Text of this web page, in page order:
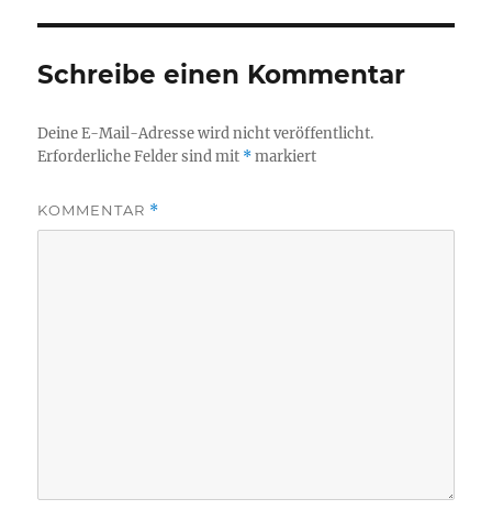
Schreibe einen Kommentar
Deine E-Mail-Adresse wird nicht veröffentlicht.
Erforderliche Felder sind mit *markiert
KOMMENTAR *